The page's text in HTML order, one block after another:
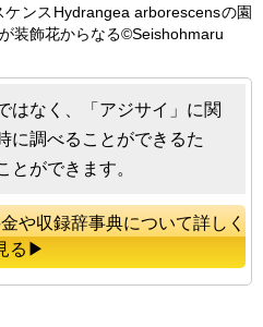
ンスHydrangea arborescensの園
装飾花からなる©Seishohmaru
はなく、「アジサイ」に関
に調べることができるた
とができます。
や収録辞事典について詳しく
る▶